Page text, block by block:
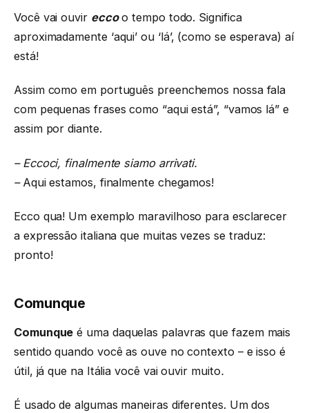
Você vai ouvir eccoo tempo todo. Significa
aproximadamente ‘aqui’ ou ‘lá’, (como se esperava) aí
está!
Assim como em português preenchemos nossa fala
com pequenas frases como “aqui está”, “vamos lá” e
assim por diante.
– Eccoci, finalmente siamo arrivati.
– Aqui estamos, finalmente chegamos!
Ecco qua! Um exemplo maravilhoso para esclarecer
a expressão italiana que muitas vezes se traduz:
pronto!
Comunque
Comunque é uma daquelas palavras que fazem mais
sentido quando você as ouve no contexto – e isso é
útil, já que na Itália você vai ouvir muito.
É usado de algumas maneiras diferentes. Um dos